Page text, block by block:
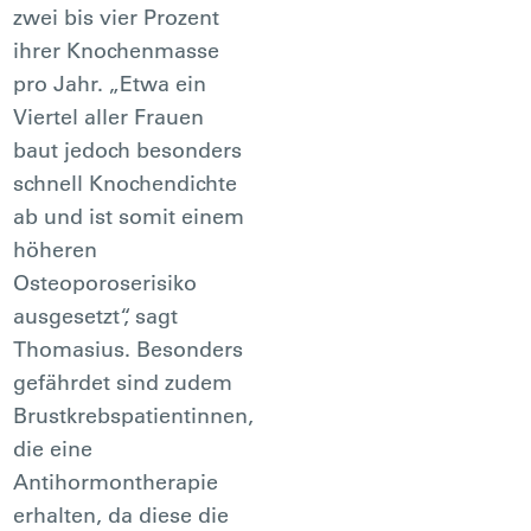
zwei bis vier Prozent
ihrer Knochenmasse
pro Jahr. „Etwa ein
Viertel aller Frauen
baut jedoch besonders
schnell Knochendichte
ab und ist somit einem
höheren
Osteoporoserisiko
ausgesetzt“, sagt
Thomasius. Besonders
gefährdet sind zudem
Brustkrebspatientinnen,
die eine
Antihormontherapie
erhalten, da diese die